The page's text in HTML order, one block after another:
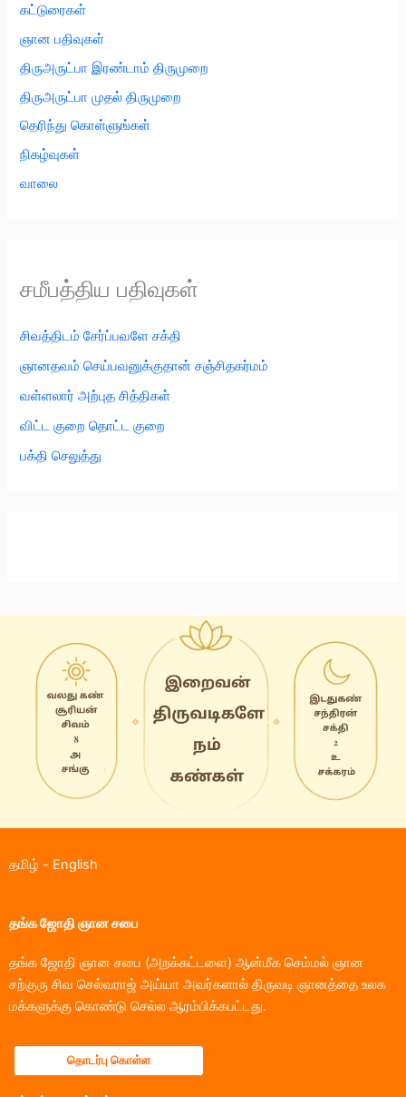
கட்டுரைகள்
ஞான பதிவுகள்
திருஅருட்பா இரண்டாம் திருமுறை
திருஅருட்பா முதல் திருமுறை
தெரிந்து கொள்ளுங்கள்
நிகழ்வுகள்
வாலை
சமீபத்திய பதிவுகள்
சிவத்திடம் சேர்ப்பவளே சக்தி
ஞானதவம் செய்பவனுக்குதான் சஞ்சிதகர்மம்
வள்ளலார் அற்புத சித்திகள்
விட்ட குறை தொட்ட குறை
பக்தி செலுத்து
தமிழ் - English
தங்க ஜோதி ஞான சபை
தங்க ஜோதி ஞான சபை (அறக்கட்டளை) ஆன்மீக செம்மல் ஞான
சற்குரு சிவ செல்வராஜ் அய்யா அவர்களால் திருவடி ஞானத்தை உலக
மக்களுக்கு கொண்டு செல்ல ஆரம்பிக்கபட்டது.
தொடர்பு கொள்ள